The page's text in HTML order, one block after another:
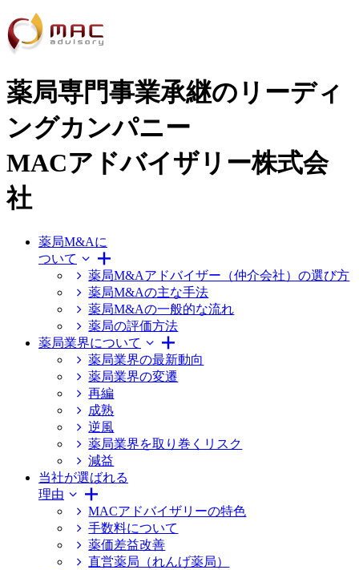
薬局専門事業承継のリーディ
ングカンパニー
MACアドバイザリー株式会
社
薬局M&Aに
ついて
薬局M&Aアドバイザー（仲介会社）の選び方
薬局M&Aの主な手法
薬局M&Aの一般的な流れ
薬局の評価方法
薬局業界について
薬局業界の最新動向
薬局業界の変遷
再編
成熟
逆風
薬局業界を取り巻くリスク
減益
当社が選ばれる
理由
MACアドバイザリーの特色
手数料について
薬価差益改善
直営薬局（れんげ薬局）